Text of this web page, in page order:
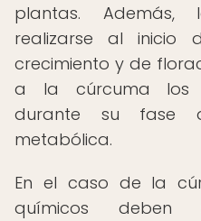
plantas. Además,
realizarse al inicio
crecimiento y de
a la cúrcuma los
durante su fase
metabólica.
En el caso de la
químicos deben